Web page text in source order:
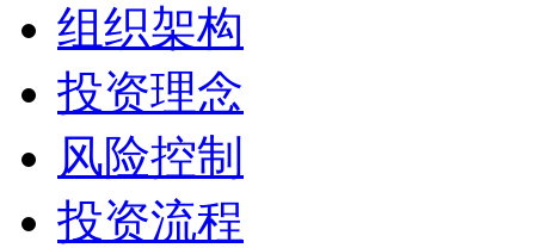
组织架构
投资理念
风险控制
投资流程